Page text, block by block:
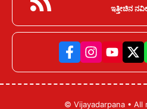
ಇತ್ತೀಚಿನ
© Vijayadarpana • All